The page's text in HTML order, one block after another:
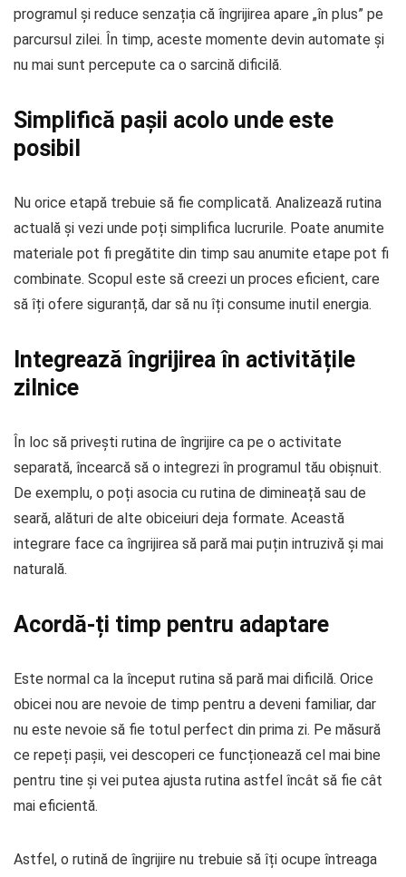
programul și reduce senzația că îngrijirea apare „în plus” pe
parcursul zilei. În timp, aceste momente devin automate și
nu mai sunt percepute ca o sarcină dificilă.
Simplifică pașii acolo unde este
posibil
Nu orice etapă trebuie să fie complicată. Analizează rutina
actuală și vezi unde poți simplifica lucrurile. Poate anumite
materiale pot fi pregătite din timp sau anumite etape pot fi
combinate. Scopul este să creezi un proces eficient, care
să îți ofere siguranță, dar să nu îți consume inutil energia.
Integrează îngrijirea în activitățile
zilnice
În loc să privești rutina de îngrijire ca pe o activitate
separată, încearcă să o integrezi în programul tău obișnuit.
De exemplu, o poți asocia cu rutina de dimineață sau de
seară, alături de alte obiceiuri deja formate. Această
integrare face ca îngrijirea să pară mai puțin intruzivă și mai
naturală.
Acordă-ți timp pentru adaptare
Este normal ca la început rutina să pară mai dificilă. Orice
obicei nou are nevoie de timp pentru a deveni familiar, dar
nu este nevoie să fie totul perfect din prima zi. Pe măsură
ce repeți pașii, vei descoperi ce funcționează cel mai bine
pentru tine și vei putea ajusta rutina astfel încât să fie cât
mai eficientă.
Astfel, o rutină de îngrijire nu trebuie să îți ocupe întreaga